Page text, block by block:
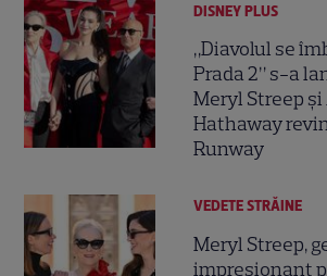
DISNEY PLUS
„Diavolul se
Prada 2” s-a
Meryl Streep
Hathaway
Runway
VEDETE STRĂINE
Meryl Streep,
impresionant